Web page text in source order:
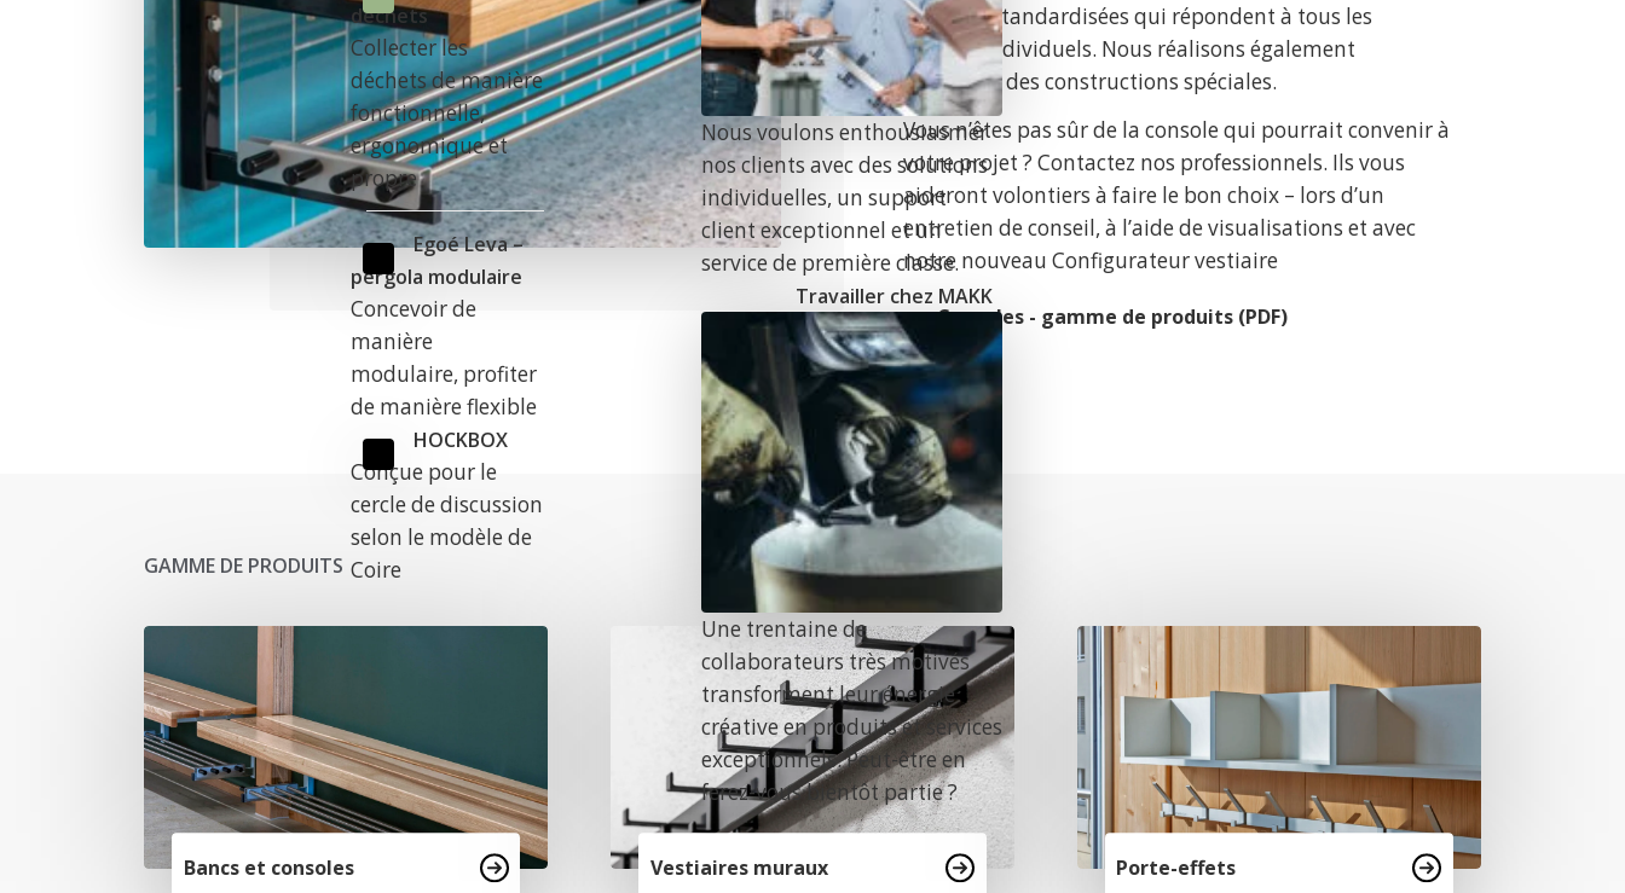
déchets
Collecter les
déchets de manière
fonctionnelle,
ergonomique et
propre
Egoé Leva –
pergola modulaire
Concevoir de
manière
modulaire, profiter
de manière flexible
HOCKBOX
Conçue pour le
cercle de discussion
selon le modèle de
Coire
Nous voulons enthousiasmer
nos clients avec des solutions
individuelles, un support
client exceptionnel et un
service de première classe.
Travailler chez MAKK
Une trentaine de
collaborateurs très motivés
transforment leur énergie
créative en produits et services
exceptionnels. Peut-être en
ferez-vous bientôt partie ?
consoles standardisées qui répondent à tous les
besoins individuels. Nous réalisons également
volontiers des constructions spéciales.
Vous n’êtes pas sûr de la console qui pourrait convenir à
votre projet ? Contactez nos professionnels. Ils vous
aideront volontiers à faire le bon choix – lors d’un
entretien de conseil, à l’aide de visualisations et avec
notre nouveau Configurateur vestiaire
Consoles - gamme de produits (PDF)
GAMME DE PRODUITS
Bancs et consoles Vestiaires muraux Porte-effets